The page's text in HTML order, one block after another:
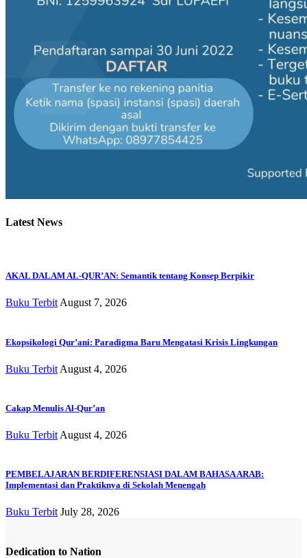
Latest News
AKAL DALAM AL-QUR’AN: Semantik tentang Konsep Berpikir
Buku Terbit August 7, 2026
Ekopsikologi Qur’ani: Paradigma Baru Mengatasi Krisis Lingkungan
Buku Terbit August 4, 2026
Cakap Menulis Al-Qur’an
Buku Terbit August 4, 2026
PEMBELAJARAN BERDIFERENSIASI DALAM BAHASA ARAB:
Implementasi dan Praktiknya di Sekolah Menengah
Buku Terbit July 28, 2026
Dedication to Nation